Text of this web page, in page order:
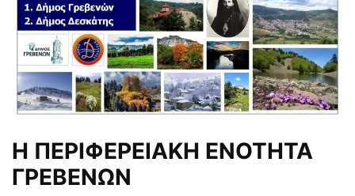
Η ΠΕΡΙΦΕΡΕΙΑΚΗ ΕΝΟΤΗΤΑ
ΓΡΕΒΕΝΩΝ